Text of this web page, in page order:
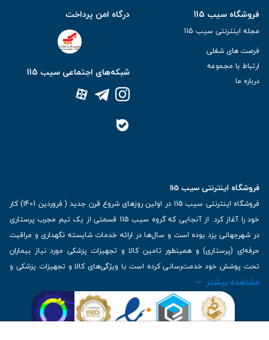
فروشگاه سیب 115
مجله اینترنتی سیب 115
فرصت های شغلی
ارتباط با مجموعه
درباره ما
درگاه امن پرداخت
شبکه‌های اجتماعی سیب 115
فروشگاه اینترنتی سیب 115
فروشگاه اینترنتی سیب 115 در اولین روزهای شروع قرن جدید ( فروردین 1401) کار
خود را آغاز کرد. از آنجایی که گروه سیب 115 قسمتی از یک تیم مجرب پرستاری
در شهرجهانی یزد بوده است و سال‌ها در ارائه خدمات شایسته نگهداری و مراقبت
حرفه‌ای (پرستاری) و همینطور تامین کالا و تجهیزات پزشکی مورد نیاز بیماران
تحت پوشش خود خدمت‌رسانی کرده است با ویژگی‌های کالا و تجهیزات پزشکی و
برترین برندهای موجود در بازار اطلاعات بسیار ارزشمندی را دارا می‌باشد
| تلفن تماس : 36333383-035 | ایمیل: Info@Sib115.com
مشاهده بیشتر